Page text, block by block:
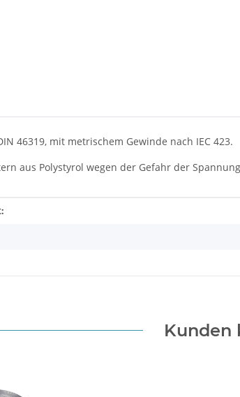
46319, mit metrischem Gewinde nach IEC 423.
aus Polystyrol wegen der Gefahr der
Kunden